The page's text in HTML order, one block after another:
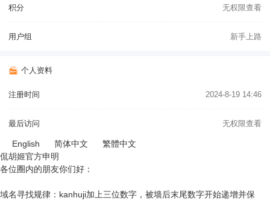
积分 无权限查看
用户组 新手上路
个人资料
注册时间 2024-8-19 14:46
最后访问 无权限查看
English 简体中文
繁體中文
侃胡姬官方申明
各位圈内的朋友你们好：
域名寻找规律：kanhuji加上三位数字，被墙后末尾数字开始递增并保